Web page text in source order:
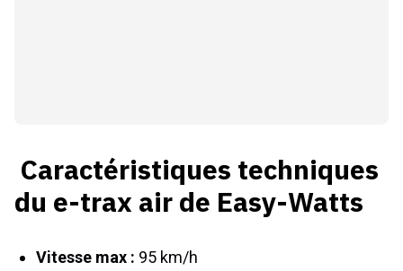
Caractéristiques techniques
du e-trax air de Easy-Watts
Vitesse max : 95 km/h